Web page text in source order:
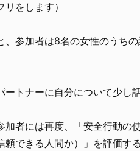
をします）
、参加者は8名の女性のうち
ートナーに自分について少し
加者には再度、「安全行動の
できる人間か）」を評価す